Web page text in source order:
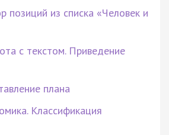
позиций из списка «Человек и
с текстом. Приведение
плана
Классификация